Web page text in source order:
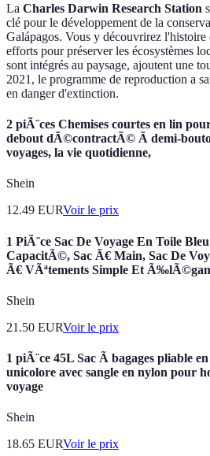
La Charles Darwin Research Station
clé pour le développement de la
Galápagos. Vous y découvrirez l'histoire
efforts pour préserver les écosystèmes
sont intégrés au paysage, ajoutent une
2021, le programme de reproduction a
en danger d'extinction.
2 piÃ¨ces Chemises courtes en lin
debout dÃ©contractÃ© Ã demi-
voyages, la vie quotidienne,
Shein
12.49 EURVoir le prix
1 PiÃ¨ce Sac De Voyage En Toile
CapacitÃ©, Sac Ã€ Main, Sac De
Ã€ VÃªtements Simple Et
Shein
21.50 EURVoir le prix
1 piÃ¨ce 45L Sac Ã bagages pliable
unicolore avec sangle en nylon pour
voyage
Shein
18.65 EURVoir le prix